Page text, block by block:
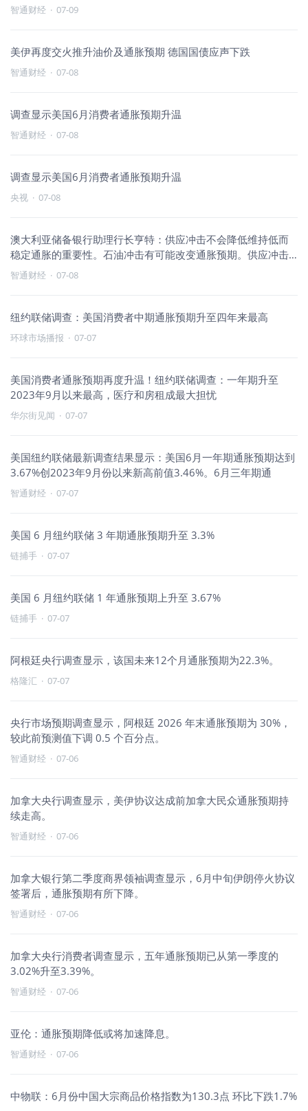
预计年内美联
智通财经 · 07-09
美伊再度交火推升油价及通胀预期 德国国债应声下跌
智通财经 · 07-08
调查显示美国6月消费者通胀预期升温
智通财经 · 07-08
调查显示美国6月消费者通胀预期升温
央视 · 07-08
澳大利亚储备银行助理行长亨特：供应冲击不会降低维持低而
稳定通胀的重要性。石油冲击有可能改变通胀预期。供应冲击
给央行和整体
智通财经 · 07-08
纽约联储调查：美国消费者中期通胀预期升至四年来最高
环球市场播报 · 07-07
美国消费者通胀预期再度升温！纽约联储调查：一年期升至
2023年9月以来最高，医疗和房租成最大担忧
华尔街见闻 · 07-07
美国纽约联储最新调查结果显示：美国6月一年期通胀预期达到
3.67%创2023年9月份以来新高前值3.46%。6月三年期通
智通财经 · 07-07
美国 6 月纽约联储 3 年期通胀预期升至 3.3%
链捕手 · 07-07
美国 6 月纽约联储 1 年通胀预期上升至 3.67%
链捕手 · 07-07
阿根廷央行调查显示，该国未来12个月通胀预期为22.3%。
格隆汇 · 07-07
央行市场预期调查显示，阿根廷 2026 年末通胀预期为 30%，
较此前预测值下调 0.5 个百分点。
智通财经 · 07-06
加拿大央行调查显示，美伊协议达成前加拿大民众通胀预期持
续走高。
智通财经 · 07-06
加拿大银行第二季度商界领袖调查显示，6月中旬伊朗停火协议
签署后，通胀预期有所下降。
智通财经 · 07-06
加拿大央行消费者调查显示，五年通胀预期已从第一季度的
3.02%升至3.39%。
智通财经 · 07-06
亚伦：通胀预期降低或将加速降息。
智通财经 · 07-06
中物联：6月份中国大宗商品价格指数为130.3点 环比下跌1.7%